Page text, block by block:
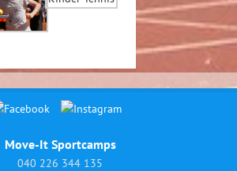
Move-It Sportcamps
040 226 344 135